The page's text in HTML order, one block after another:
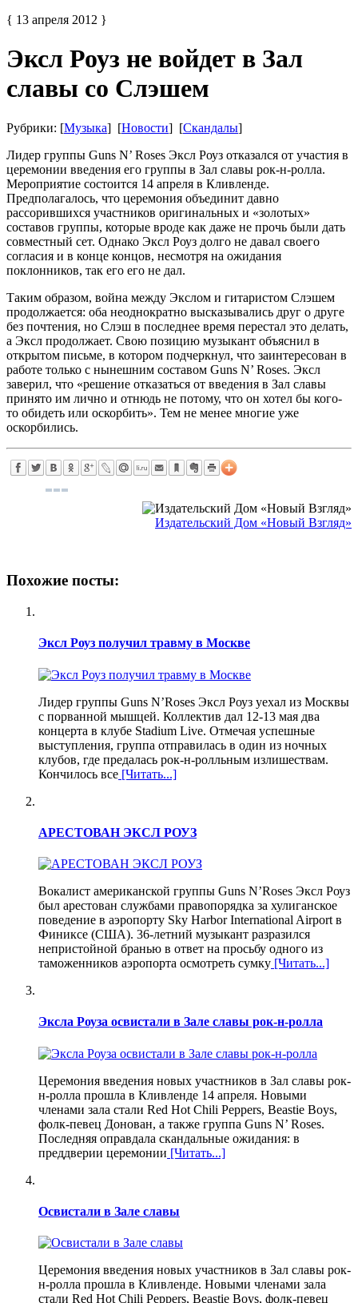
{ 13 апреля 2012 }
Эксл Роуз не войдет в Зал
славы со Слэшем
Рубрики: [Музыка] [Новости] [Скандалы]
Лидер группы Guns N’ Roses Эксл Роуз отказался от участия в
церемонии введения его группы в Зал славы рок-н-ролла.
Мероприятие состоится 14 апреля в Кливленде.
Предполагалось, что церемония объединит давно
рассорившихся участников оригинальных и «золотых»
составов группы, которые вроде как даже не прочь были дать
совместный сет. Однако Эксл Роуз долго не давал своего
согласия и в конце концов, несмотря на ожидания
поклонников, так его его не дал.
Таким образом, война между Экслом и гитаристом Слэшем
продолжается: оба неоднократно высказывались друг о друге
без почтения, но Слэш в последнее время перестал это делать,
а Эксл продолжает. Свою позицию музыкант объяснил в
открытом письме, в котором подчеркнул, что заинтересован в
работе только с нынешним составом Guns N’ Roses. Эксл
заверил, что «решение отказаться от введения в Зал славы
принято им лично и отнюдь не потому, что он хотел бы кого-
то обидеть или оскорбить». Тем не менее многие уже
оскорбились.
Издательский Дом «Новый Взгляд»
Похожие посты:
Эксл Роуз получил травму в Москве
Лидер группы Guns N’Roses Эксл Роуз уехал из Москвы
с порванной мышцей. Коллектив дал 12-13 мая два
концерта в клубе Stadium Live. Отмечая успешные
выступления, группа отправилась в один из ночных
клубов, где предалась рок-н-ролльным излишествам.
Кончилось все [Читать...]
АРЕСТОВАН ЭКСЛ РОУЗ
Вокалист американской группы Guns N’Roses Эксл Роуз
был арестован службами правопорядка за хулиганское
поведение в аэропорту Sky Harbor International Airport в
Финиксе (США). 36-летний музыкант разразился
непристойной бранью в ответ на просьбу одного из
таможенников аэропорта осмотреть сумку [Читать...]
Эксла Роуза освистали в Зале славы рок-н-ролла
Церемония введения новых участников в Зал славы рок-
н-ролла прошла в Кливленде 14 апреля. Новыми
членами зала стали Red Hot Chili Peppers, Beastie Boys,
фолк-певец Донован, а также группа Guns N’ Roses.
Последняя оправдала скандальные ожидания: в
преддверии церемонии [Читать...]
Освистали в Зале славы
Церемония введения новых участников в Зал славы рок-
н-ролла прошла в Кливленде. Новыми членами зала
стали Red Hot Chili Peppers, Beastie Boys, фолк-певец